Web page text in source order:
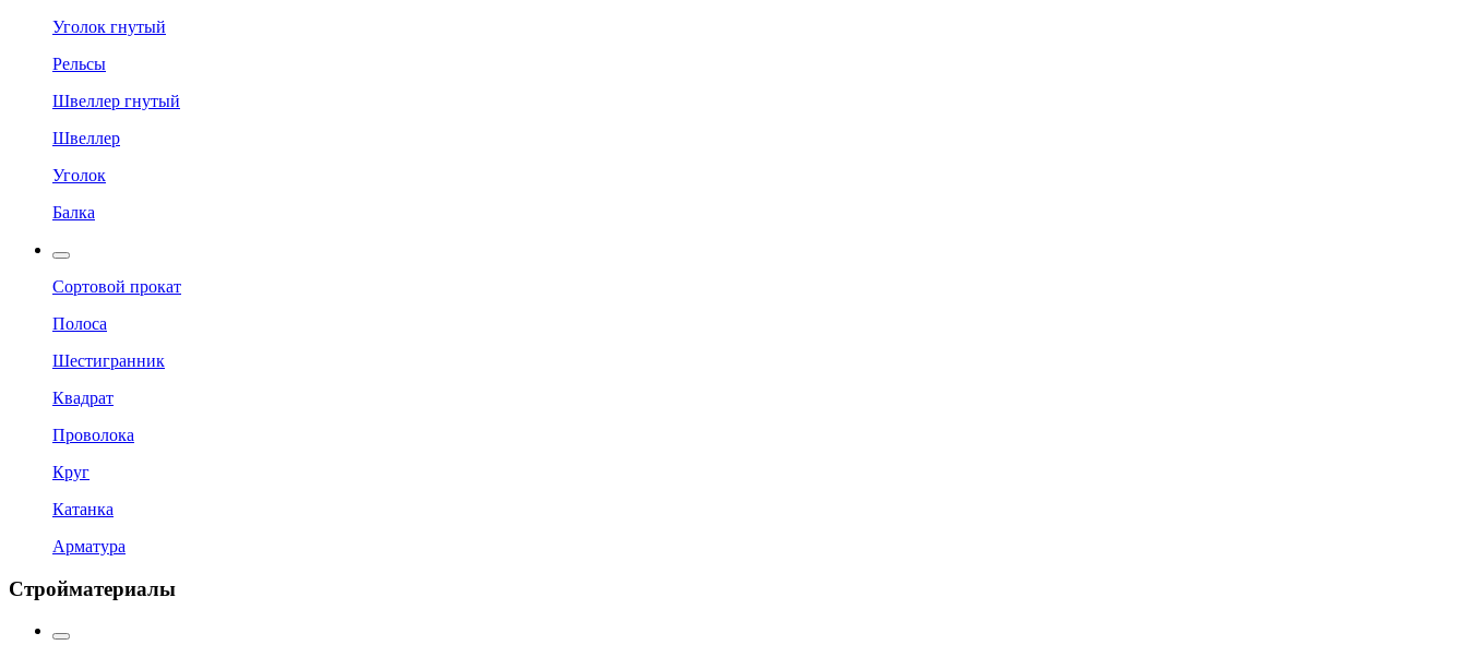
Уголок гнутый
Рельсы
Швеллер гнутый
Швеллер
Уголок
Балка
Сортовой прокат
Полоса
Шестигранник
Квадрат
Проволока
Круг
Катанка
Арматура
Стройматериалы